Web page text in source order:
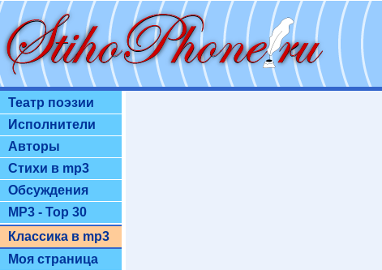
Театр поэзии
Исполнители
Авторы
Стихи в mp3
Обсуждения
MP3 - Top 30
Классика в mp3
Моя страница